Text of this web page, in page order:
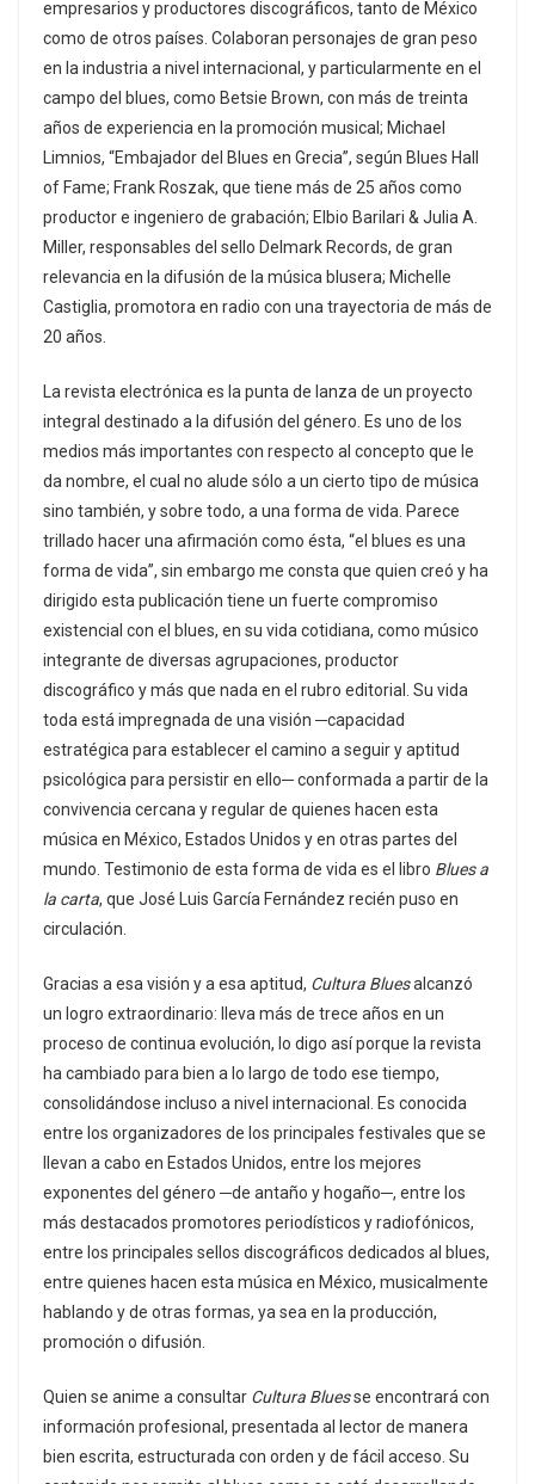
empresarios y productores discográficos, tanto de México
como de otros países. Colaboran personajes de gran peso
en la industria a nivel internacional, y particularmente en el
campo del blues, como Betsie Brown, con más de treinta
años de experiencia en la promoción musical; Michael
Limnios, “Embajador del Blues en Grecia”, según Blues Hall
of Fame; Frank Roszak, que tiene más de 25 años como
productor e ingeniero de grabación; Elbio Barilari & Julia A.
Miller, responsables del sello Delmark Records, de gran
relevancia en la difusión de la música blusera; Michelle
Castiglia, promotora en radio con una trayectoria de más de
20 años.
La revista electrónica es la punta de lanza de un proyecto
integral destinado a la difusión del género. Es uno de los
medios más importantes con respecto al concepto que le
da nombre, el cual no alude sólo a un cierto tipo de música
sino también, y sobre todo, a una forma de vida. Parece
trillado hacer una afirmación como ésta, “el blues es una
forma de vida”, sin embargo me consta que quien creó y ha
dirigido esta publicación tiene un fuerte compromiso
existencial con el blues, en su vida cotidiana, como músico
integrante de diversas agrupaciones, productor
discográfico y más que nada en el rubro editorial. Su vida
toda está impregnada de una visión ─capacidad
estratégica para establecer el camino a seguir y aptitud
psicológica para persistir en ello─ conformada a partir de la
convivencia cercana y regular de quienes hacen esta
música en México, Estados Unidos y en otras partes del
mundo. Testimonio de esta forma de vida es el libro Blues a
la carta, que José Luis García Fernández recién puso en
circulación.
Gracias a esa visión y a esa aptitud, Cultura Bluesalcanzó
un logro extraordinario: lleva más de trece años en un
proceso de continua evolución, lo digo así porque la revista
ha cambiado para bien a lo largo de todo ese tiempo,
consolidándose incluso a nivel internacional. Es conocida
entre los organizadores de los principales festivales que se
llevan a cabo en Estados Unidos, entre los mejores
exponentes del género ─de antaño y hogaño─, entre los
más destacados promotores periodísticos y radiofónicos,
entre los principales sellos discográficos dedicados al blues,
entre quienes hacen esta música en México, musicalmente
hablando y de otras formas, ya sea en la producción,
promoción o difusión.
Quien se anime a consultar Cultura Bluesse encontrará con
información profesional, presentada al lector de manera
bien escrita, estructurada con orden y de fácil acceso. Su